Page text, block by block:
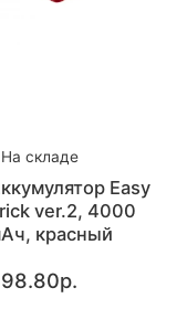
На складе
Easy
ver.2, 4000
красный